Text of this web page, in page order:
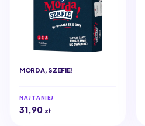
MORDA, SZEFIE!
NAJTANIEJ
31,90 zł